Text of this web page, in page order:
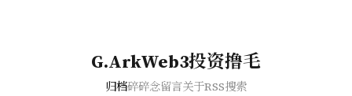
G.ArkWeb3投资撸毛
归档碎碎念留言关于RSS搜索